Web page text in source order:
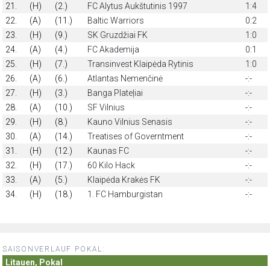
21.
(H) (2.) FC Alytus Aukštutinis 1997
1:4
22.
(A) (11.) Baltic Warriors
0:2
23.
(H) (9.) SK Gruzdžiai FK
1:0
24.
(A) (4.) FC Akademija
0:1
25.
(H) (7.) Transinvest Klaipėda Rytinis
1:0
26.
(A) (6.) Atlantas Nemenčinė
-:-
27.
(H) (3.) Banga Plateļiai
-:-
28.
(A) (10.) SF Vilnius
-:-
29.
(H) (8.) Kauno Vilnius Senasis
-:-
30.
(A) (14.) Treatises of Governtment
-:-
31.
(H) (12.) Kaunas FC
-:-
32.
(H) (17.) 60 Kilo Hack
-:-
33.
(A) (5.) Klaipėda Krakės FK
-:-
34.
(H) (18.) 1. FC Hamburgistan -:-
SAISONVERLAUF POKAL:
Litauen, Pokal